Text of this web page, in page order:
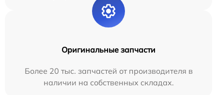
Оригинальные запчасти
Более 20 тыс. запчастей от производителя в
наличии на собственных складах.